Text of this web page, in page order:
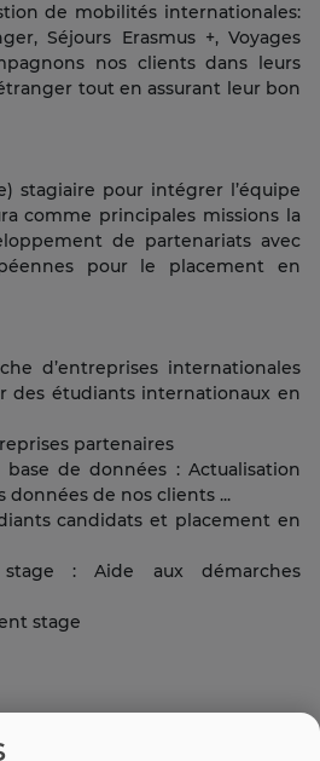
de mobilités internationales:
Séjours Erasmus +, Voyages
nos clients dans leurs
tout en assurant leur bon
stagiaire pour intégrer l’équipe
comme principales missions la
de partenariats avec
pour le placement en
d’entreprises internationales
des étudiants internationaux en
partenaires
de données : Actualisation
données de nos clients ...
candidats et placement en
: Aide aux démarches
stage
et autonome